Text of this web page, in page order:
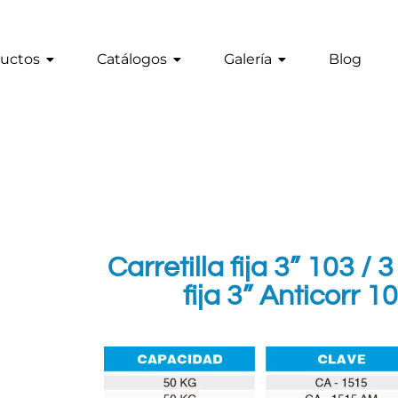
Catálogos Galería Blog
Carretilla fija 3” 103 /
fija 3” Anticorr